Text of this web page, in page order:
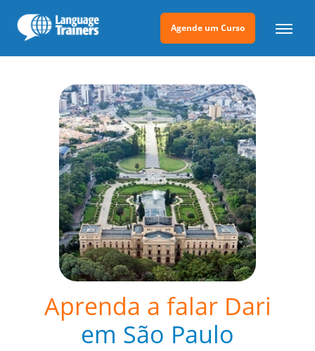
Agende um Curso
Aprenda a falar Dari
em São Paulo